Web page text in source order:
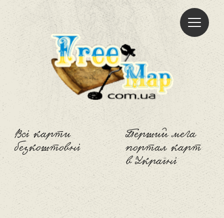
Всі карти
безкоштовні
Freemap
Перший мега
портал карт
в Україні